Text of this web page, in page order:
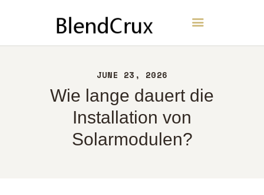
JUNE 23, 2026
Wie lange dauert die
Installation von
Solarmodulen?
BlendCrux
ÜBER UNS
KONTAKT
RICHTLINIEN
DEUTSCH